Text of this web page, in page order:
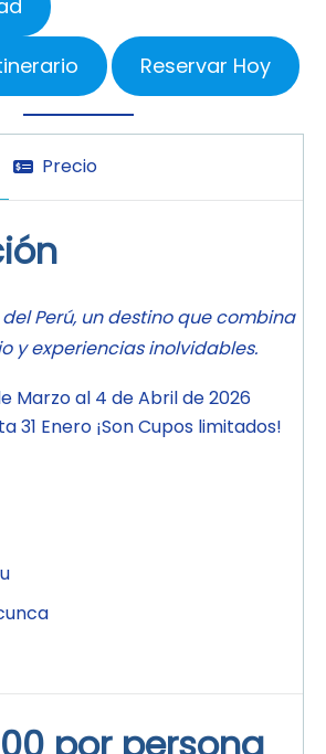
Reservar Hoy
Precio
Perú, un destino que combina
y experiencias inolvidables.
Marzo al 4 de Abril de 2026
31 Enero ¡Son Cupos limitados!